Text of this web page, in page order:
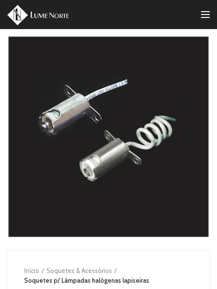
Início
Soquetes & Acessórios
Soquetes p/ Lâmpadas halógenas lapiseiras